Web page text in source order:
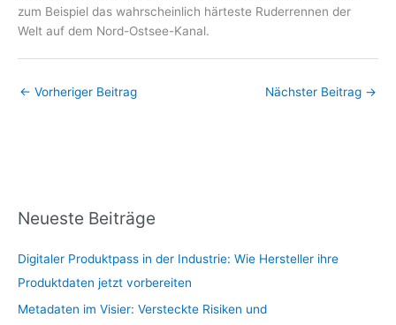
zum Beispiel das wahrscheinlich härteste Ruderrennen der
Welt auf dem Nord-Ostsee-Kanal.
← Vorheriger Beitrag Nächster Beitrag →
Neueste Beiträge
Digitaler Produktpass in der Industrie: Wie Hersteller ihre
Produktdaten jetzt vorbereiten
Metadaten im Visier: Versteckte Risiken und